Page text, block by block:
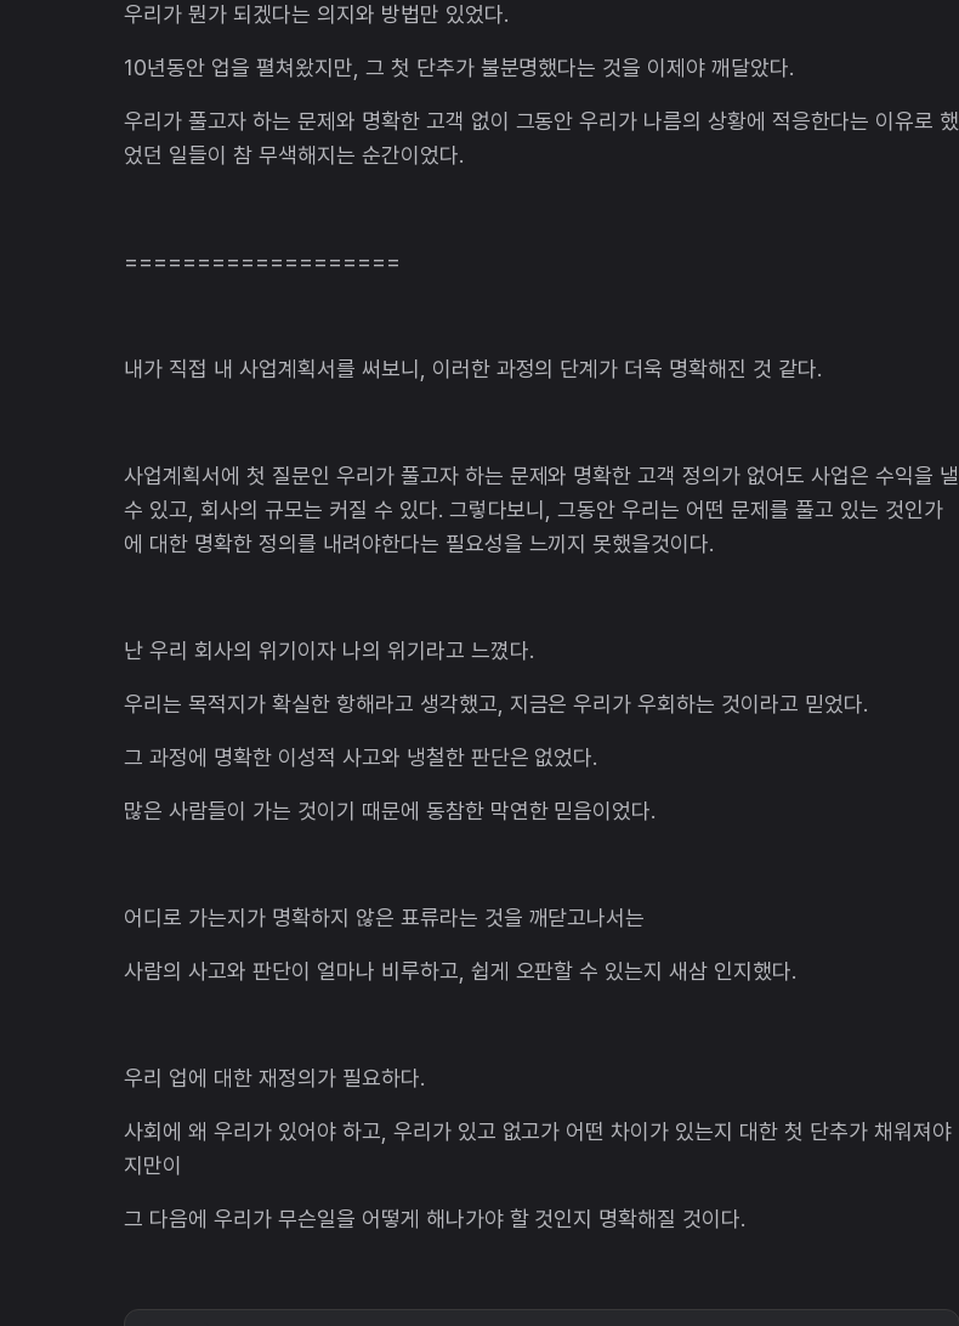
우리가 뭔가 되겠다는 의지와 방법만 있었다.
10년동안 업을 펼쳐왔지만, 그 첫 단추가 불분명했다는 것을 이제야 깨달았다.
우리가 풀고자 하는 문제와 명확한 고객 없이 그동안 우리가 나름의 상황에 적응한다는 이유로 했
었던 일들이 참 무색해지는 순간이었다.
===================
내가 직접 내 사업계획서를 써보니, 이러한 과정의 단계가 더욱 명확해진 것 같다.
사업계획서에 첫 질문인 우리가 풀고자 하는 문제와 명확한 고객 정의가 없어도 사업은 수익을 낼
수 있고, 회사의 규모는 커질 수 있다. 그렇다보니, 그동안 우리는 어떤 문제를 풀고 있는 것인가
에 대한 명확한 정의를 내려야한다는 필요성을 느끼지 못했을것이다.
난 우리 회사의 위기이자 나의 위기라고 느꼈다.
우리는 목적지가 확실한 항해라고 생각했고, 지금은 우리가 우회하는 것이라고 믿었다.
그 과정에 명확한 이성적 사고와 냉철한 판단은 없었다.
많은 사람들이 가는 것이기 때문에 동참한 막연한 믿음이었다.
어디로 가는지가 명확하지 않은 표류라는 것을 깨닫고나서는
사람의 사고와 판단이 얼마나 비루하고, 쉽게 오판할 수 있는지 새삼 인지했다.
우리 업에 대한 재정의가 필요하다.
사회에 왜 우리가 있어야 하고, 우리가 있고 없고가 어떤 차이가 있는지 대한 첫 단추가 채워져야
지만이
그 다음에 우리가 무슨일을 어떻게 해나가야 할 것인지 명확해질 것이다.